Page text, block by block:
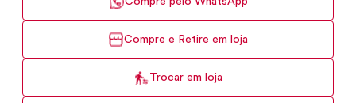
Compre e Retire em loja
Trocar em loja